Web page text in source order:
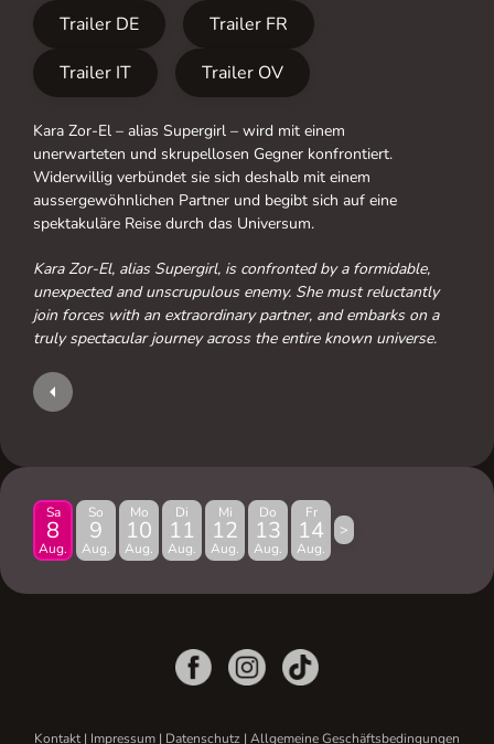
Trailer DE
Trailer FR
Trailer IT
Trailer OV
Kara Zor-El – alias Supergirl – wird mit einem
unerwarteten und skrupellosen Gegner konfrontiert.
Widerwillig verbündet sie sich deshalb mit einem
aussergewöhnlichen Partner und begibt sich auf eine
spektakuläre Reise durch das Universum.
Kara Zor-El, alias Supergirl, is confronted by a formidable,
unexpected and unscrupulous enemy. She must reluctantly
join forces with an extraordinary partner, and embarks on a
truly spectacular journey across the entire known universe.
Sa
8
Aug.
So
9
Aug.
Mo
10
Aug.
Di
11
Aug.
Mi
12
Aug.
Do
13
Aug.
Fr
14
Aug.
>
Kontakt| Impressum | Datenschutz | Allgemeine Geschäftsbedingungen